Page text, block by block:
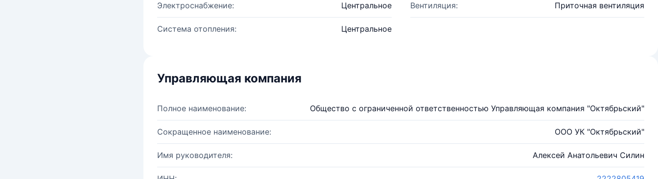
Электроснабжение: Центральное Вентиляция: Приточная вентиляция
Система отопления: Центральное
Управляющая компания
Полное наименование: Общество с ограниченной ответственностью Управляющая компания "Октябрьский"
Сокращенное наименование: ООО УК "Октябрьский"
Имя руководителя: Алексей Анатольевич Силин